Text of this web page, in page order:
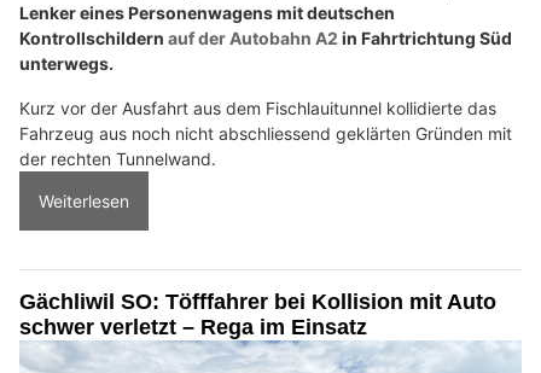
Lenker eines Personenwagens mit deutschen
Kontrollschildern auf der Autobahn A2 in Fahrtrichtung Süd
unterwegs.
Kurz vor der Ausfahrt aus dem Fischlauitunnel kollidierte das
Fahrzeug aus noch nicht abschliessend geklärten Gründen mit
der rechten Tunnelwand.
Weiterlesen
Gächliwil SO: Töfffahrer bei Kollision mit Auto
schwer verletzt – Rega im Einsatz